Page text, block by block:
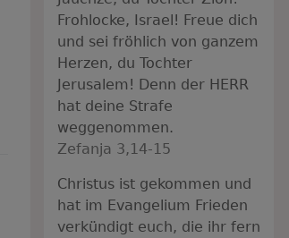
Frohlocke, Israel! Freue dich
und sei fröhlich von ganzem
Herzen, du Tochter
Jerusalem! Denn der HERR
hat deine Strafe
weggenommen.
Zefanja 3,14-15
Christus ist gekommen und
hat im Evangelium Frieden
verkündigt euch, die ihr fern